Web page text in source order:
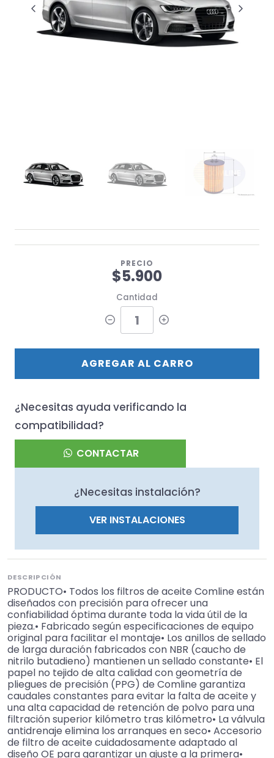
PRECIO
$5.900
Cantidad
AGREGAR AL CARRO
¿Necesitas ayuda verificando la
compatibilidad?
CONTACTAR
¿Necesitas instalación?
VER INSTALACIONES
DESCRIPCIÓN
PRODUCTO• Todos los filtros de aceite Comline están
diseñados con precisión para ofrecer una
confiabilidad óptima durante toda la vida útil de la
pieza.• Fabricado según especificaciones de equipo
original para facilitar el montaje• Los anillos de sellado
de larga duración fabricados con NBR (caucho de
nitrilo butadieno) mantienen un sellado constante• El
papel no tejido de alta calidad con geometría de
pliegues de precisión (PPG) de Comline garantiza
caudales constantes para evitar la falta de aceite y
una alta capacidad de retención de polvo para una
filtración superior kilómetro tras kilómetro• La válvula
antidrenaje elimina los arranques en seco• Accesorio
de filtro de aceite cuidadosamente adaptado al
diseño OE para garantizar un ajuste a la primera•